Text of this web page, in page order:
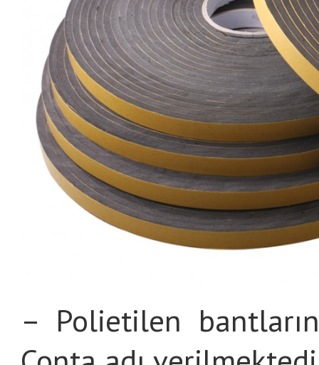
– Polietilen